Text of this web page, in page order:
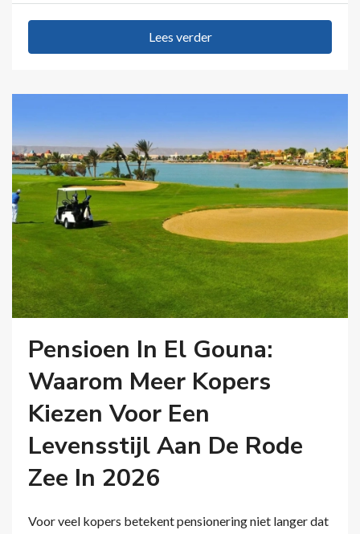
Lees verder
Pensioen In El Gouna:
Waarom Meer Kopers
Kiezen Voor Een
Levensstijl Aan De Rode
Zee In 2026
Voor veel kopers betekent pensionering niet langer dat